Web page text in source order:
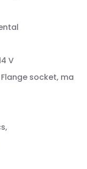
V
socket, ma